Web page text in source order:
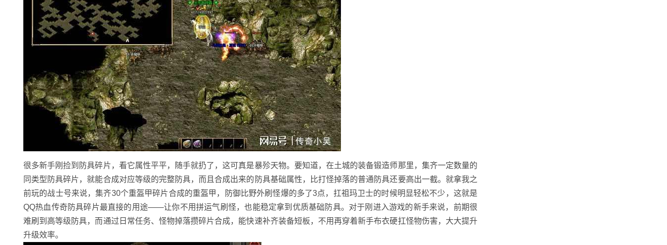
很多新手刚捡到防具碎片，看它属性平平，随手就扔了，这可真是暴殄天物。要知道，在土城的装备锻造师那里，集齐一定数量的
同类型防具碎片，就能合成对应等级的完整防具，而且合成出来的防具基础属性，比打怪掉落的普通防具还要高出一截。就拿我之
前玩的战士号来说，集齐30个重盔甲碎片合成的重盔甲，防御比野外刷怪爆的多了3点，扛祖玛卫士的时候明显轻松不少，这就是
QQ热血传奇防具碎片最直接的用途——让你不用拼运气刷怪，也能稳定拿到优质基础防具。对于刚进入游戏的新手来说，前期很
难刷到高等级防具，而通过日常任务、怪物掉落攒碎片合成，能快速补齐装备短板，不用再穿着新手布衣硬扛怪物伤害，大大提升
升级效率。